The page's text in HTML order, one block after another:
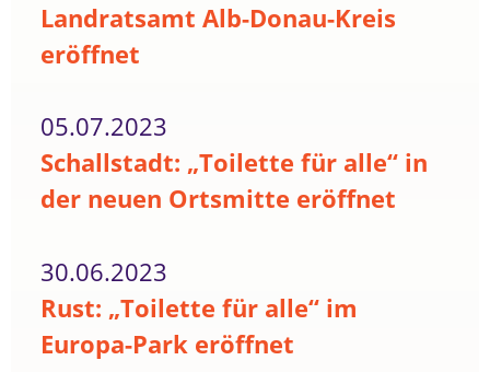
Landratsamt Alb-Donau-Kreis
eröffnet
05.07.2023
Schallstadt: „Toilette für alle“ in
der neuen Ortsmitte eröffnet
30.06.2023
Rust: „Toilette für alle“ im
Europa-Park eröffnet